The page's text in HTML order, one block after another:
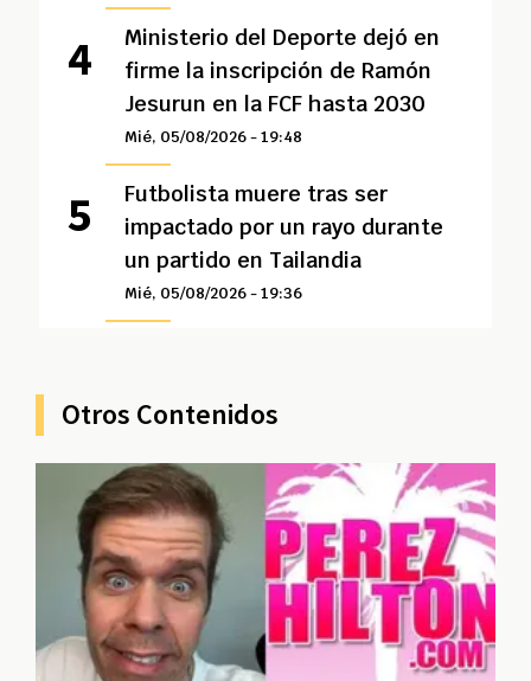
Ministerio del Deporte dejó en
firme la inscripción de Ramón
Jesurun en la FCF hasta 2030
Mié, 05/08/2026 - 19:48
Futbolista muere tras ser
impactado por un rayo durante
un partido en Tailandia
Mié, 05/08/2026 - 19:36
Otros Contenidos